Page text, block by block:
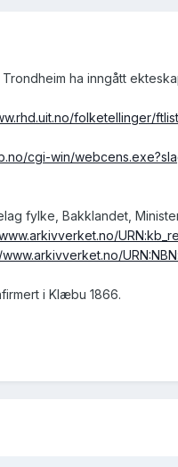
ha inngått
folketellinger/
cgi-win/
fylke, Bakklandet,
i Klæbu 1866.